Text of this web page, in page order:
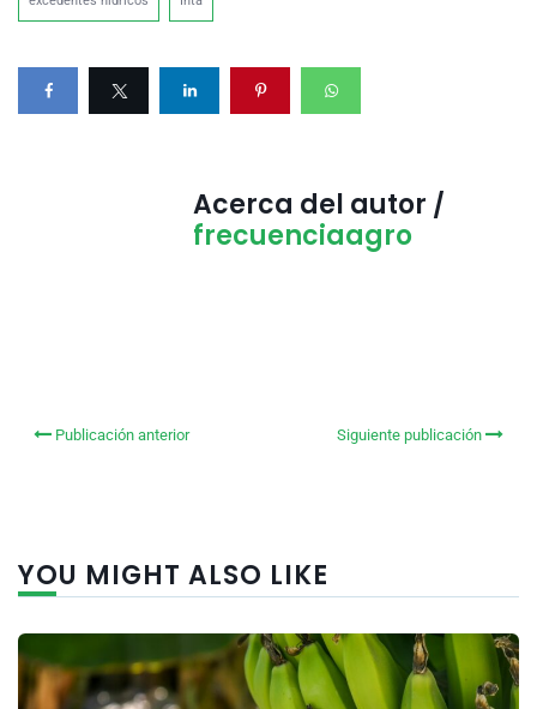
Acerca del autor /
frecuenciaagro
Publicación anterior Siguiente publicación
YOU MIGHT ALSO LIKE